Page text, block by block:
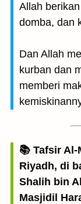
Allah
domba, dan
Dan Allah
kurban dan
memberi
📚 Tafsir
Riyadh, di
Shalih bin
Masjidil